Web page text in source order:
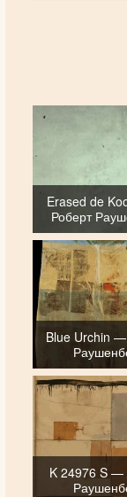
Erased de
Роберт
Blue Urchin
K 24976 S —